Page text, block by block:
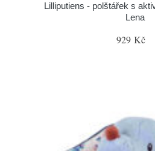
Lilliputiens - polštářek s
Lena
929 Kč